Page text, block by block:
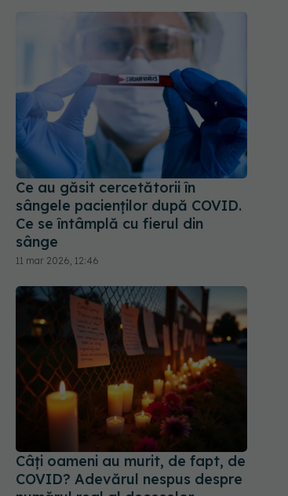
Ce au găsit cercetătorii în
sângele pacienților după COVID.
Ce se întâmplă cu fierul din
sânge
11 mar 2026, 12:46
Câți oameni au murit, de fapt, de
COVID? Adevărul nespus despre